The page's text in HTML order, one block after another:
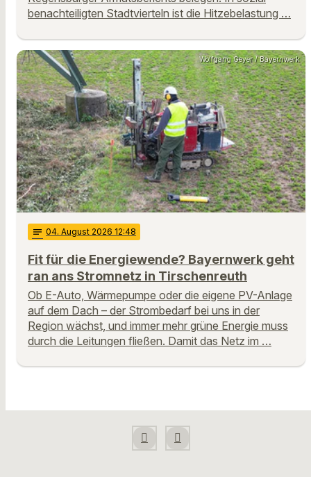
benachteiligten Stadtvierteln ist die Hitzebelastung …
Wolfgang Geyer / Bayernwerk
notes 04. August 2026 12:48
Fit für die Energiewende? Bayernwerk geht
ran ans Stromnetz in Tirschenreuth
Ob E-Auto, Wärmepumpe oder die eigene PV-Anlage
auf dem Dach – der Strombedarf bei uns in der
Region wächst, und immer mehr grüne Energie muss
durch die Leitungen fließen. Damit das Netz im …